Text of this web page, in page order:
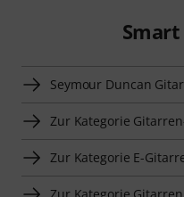
Seymour Duncan
Zur Kategorie
Zur Kategorie E-